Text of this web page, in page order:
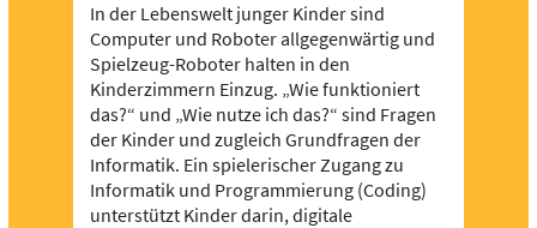
In der Lebenswelt junger Kinder sind
Computer und Roboter allgegenwärtig und
Spielzeug-Roboter halten in den
Kinderzimmern Einzug. „Wie funktioniert
das?“ und „Wie nutze ich das?“ sind Fragen
der Kinder und zugleich Grundfragen der
Informatik. Ein spielerischer Zugang zu
Informatik und Programmierung (Coding)
unterstützt Kinder darin, digitale